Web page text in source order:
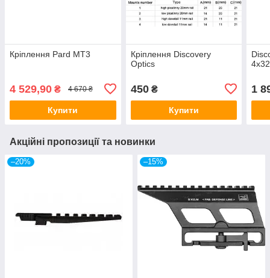
Кріплення Pard MT3
4 529,90 ₴ 4 670 ₴
Купити
Кріплення Discovery
Optics
450₴
Купити
4x32
1
Акційні пропозиції та новинки
–20% –15%